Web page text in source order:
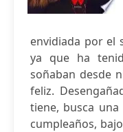
envidiada por el
ya que ha
soñaban desde
feliz.
tiene, busca
cumpleaños,